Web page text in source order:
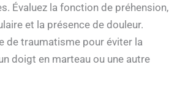
Évaluez la fonction de préhension,
et la présence de douleur.
de traumatisme pour éviter la
doigt en marteau ou une autre